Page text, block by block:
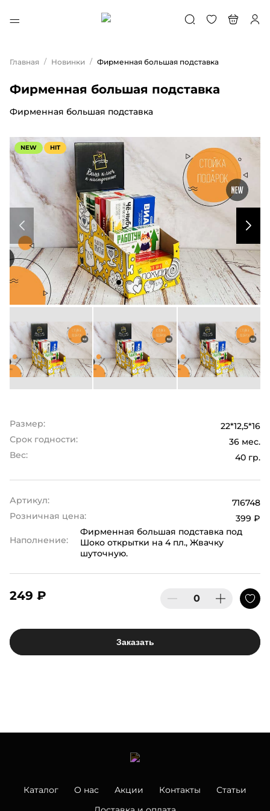
Главная / Новинки / Фирменная большая подставка
Фирменная большая подставка
Фирменная большая подставка
NEW HIT
Размер:
22*12,5*16
Срок годности:
36 мес.
Вес:
40 гр.
Артикул:
716748
Розничная цена:
399 ₽
Наполнение:
Фирменная большая подставка под
Шоко открытки на 4 пл., Жвачку
шуточную.
249 ₽
Заказать
Каталог О нас Акции Контакты
Статьи